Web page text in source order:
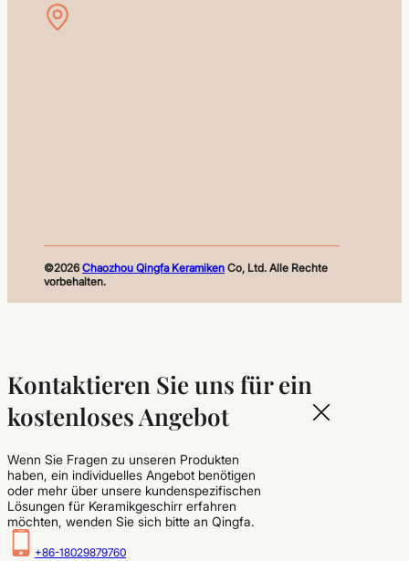
©2026 Chaozhou Qingfa Keramiken Co, Ltd. Alle Rechte
vorbehalten.
Kontaktieren Sie uns für ein
kostenloses Angebot
Wenn Sie Fragen zu unseren Produkten
haben, ein individuelles Angebot benötigen
oder mehr über unsere kundenspezifischen
Lösungen für Keramikgeschirr erfahren
möchten, wenden Sie sich bitte an Qingfa.
+86-18029879760